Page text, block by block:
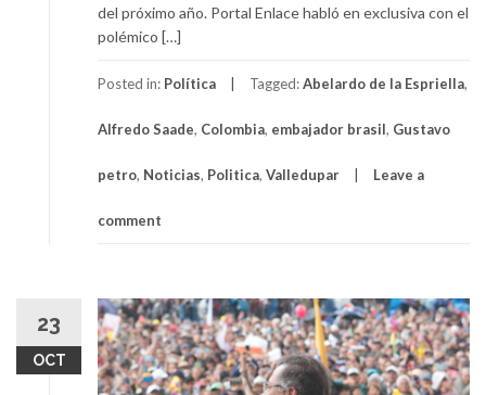
del próximo año. Portal Enlace habló en exclusiva con el
polémico […]
Posted in: Política Tagged:Abelardo de la Espriella,
Alfredo Saade, Colombia, embajador brasil, Gustavo
petro, Noticias, Politica, Valledupar Leave a
comment
23
OCT